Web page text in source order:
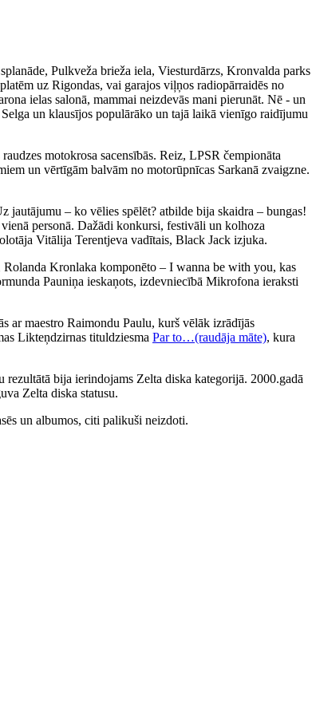
Pulkveža brieža iela, Viesturdārzs, Kronvalda parks
uz Rigondas, vai garajos viļņos radiopārraidēs no
ielas salonā, mammai neizdevās mani pierunāt. Nē - un
un klausījos populārāko un tajā laikā vienīgo raidījumu
motokrosa sacensībās. Reiz, LPSR čempionāta
un vērtīgām balvām no motorūpnīcas Sarkanā zvaigzne.
jautājumu – ko vēlies spēlēt? atbilde bija skaidra – bungas!
personā. Dažādi konkursi, festivāli un kolhoza
Vitālija Terentjeva vadītais, Black Jack izjuka.
Rolanda Kronlaka komponēto – I wanna be with you, kas
Pauniņa ieskaņots, izdevniecībā Mikrofona ieraksti
ar maestro Raimondu Paulu, kurš vēlāk izrādījās
Likteņdzirnas tituldziesma Par to…(raudāja māte), kura
bija ierindojams Zelta diska kategorijā. 2000.gadā
Zelta diska statusu.
un albumos, citi palikuši neizdoti.